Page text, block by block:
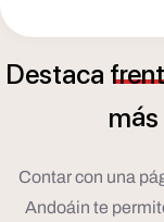
Destaca
más
Contar con una
Andoáin te